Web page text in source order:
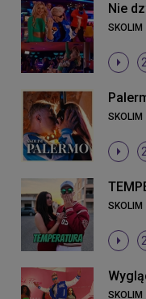
SKOLIM
SKOLIM
SKOLIM
SKOLIM